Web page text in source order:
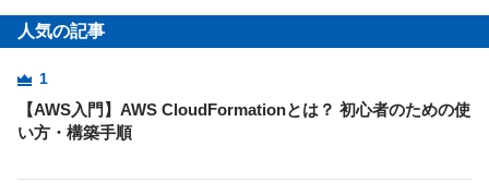
人気の記事
1
【AWS入門】AWS CloudFormationとは？ 初心者のための使
い方・構築手順